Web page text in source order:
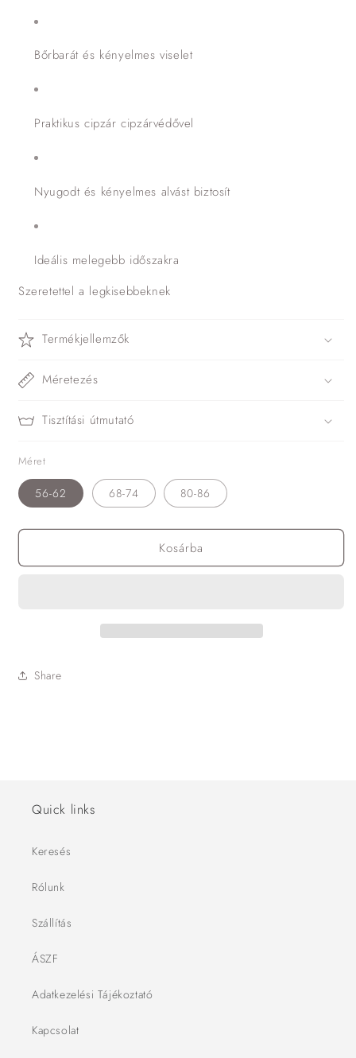
Bőrbarát és kényelmes viselet
Praktikus cipzár cipzárvédővel
Nyugodt és kényelmes alvást biztosít
Ideális melegebb időszakra
Szeretettel a legkisebbeknek
Termékjellemzők
Méretezés
Tisztítási útmutató
Méret
56-62 68-74 80-86
Kosárba
Share
Quick links
Keresés
Rólunk
Szállítás
ÁSZF
Adatkezelési Tájékoztató
Kapcsolat